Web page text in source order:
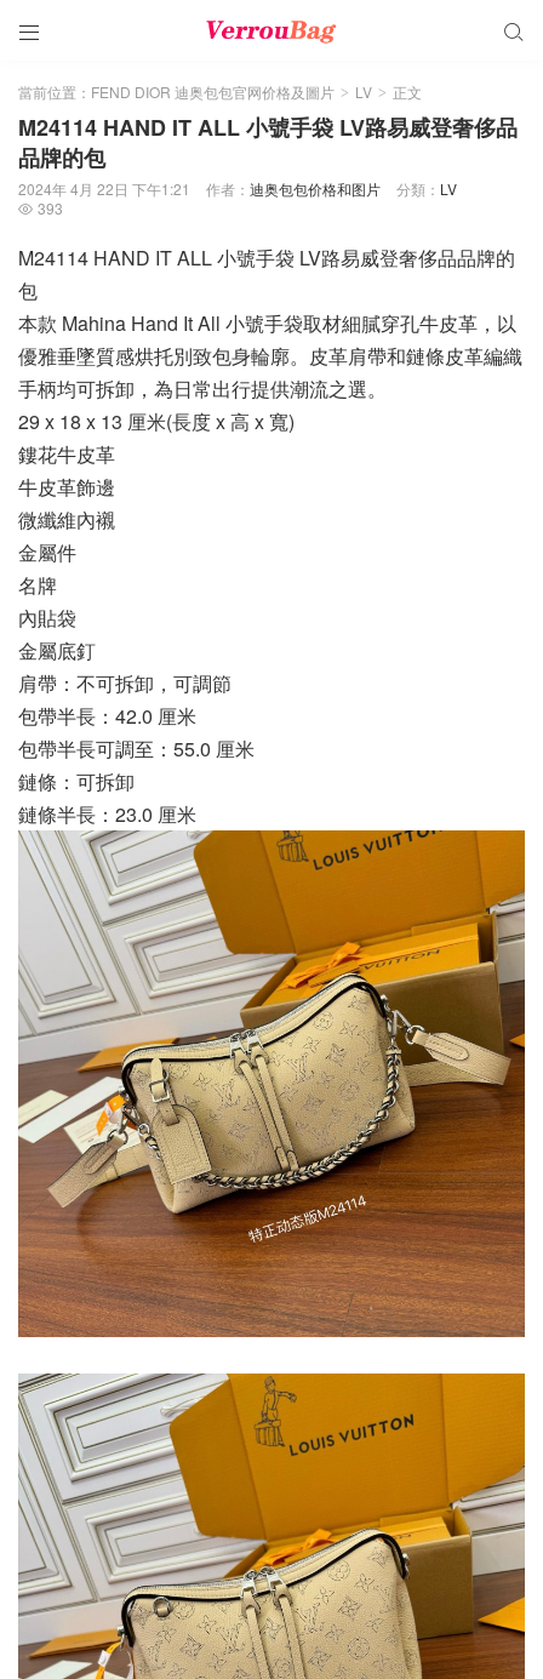
 
當前位置： FEND DIOR 迪奥包包官网价格及圖片 > LV > 正文
M24114 HAND IT ALL 小號手袋 LV路易威登奢侈品
品牌的包
2024年 4月 22日 下午1:21 作者： 迪奥包包价格和图片 分類： LV
 393
M24114 HAND IT ALL 小號手袋 LV路易威登奢侈品品牌的
包
本款 Mahina Hand It All 小號手袋取材細膩穿孔牛皮革，以
優雅垂墜質感烘托別致包身輪廓。皮革肩帶和鏈條皮革編織
手柄均可拆卸，為日常出行提供潮流之選。
29 x 18 x 13 厘米(長度 x 高 x 寬)
鏤花牛皮革
牛皮革飾邊
微纖維內襯
金屬件
名牌
內貼袋
金屬底釘
肩帶：不可拆卸，可調節
包帶半長：42.0 厘米
包帶半長可調至：55.0 厘米
鏈條：可拆卸
鏈條半長：23.0 厘米